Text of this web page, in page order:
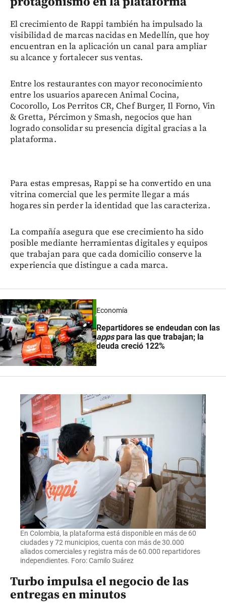
El crecimiento de Rappi también ha impulsado la
visibilidad de marcas nacidas en Medellín, que hoy
encuentran en la aplicación un canal para ampliar
su alcance y fortalecer sus ventas.
Entre los restaurantes con mayor reconocimiento
entre los usuarios aparecen Animal Cocina,
Cocorollo, Los Perritos CR, Chef Burger, Il Forno, Vin
& Gretta, Pércimon y Smash, negocios que han
logrado consolidar su presencia digital gracias a la
plataforma.
Para estas empresas, Rappi se ha convertido en una
vitrina comercial que les permite llegar a más
hogares sin perder la identidad que las caracteriza.
La compañía asegura que ese crecimiento ha sido
posible mediante herramientas digitales y equipos
que trabajan para que cada domicilio conserve la
experiencia que distingue a cada marca.
Economía
Repartidores se endeudan con las
appspara las que trabajan; la
deuda creció 122%
En Colombia, la plataforma está disponible en más de 60
ciudades y 72 municipios, cuenta con más de 30.000
aliados comerciales y registra más de 60.000 repartidores
independientes. Foro: Camilo Suárez
Turbo impulsa el negocio de las
entregas en minutos